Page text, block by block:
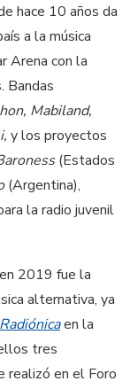
hace 10 años da
a la música
Arena con la
Bandas
Mabiland,
y los proyectos
(Estados
(Argentina),
la radio juvenil
2019 fue la
alternativa, ya
en la
tres
realizó en el Foro